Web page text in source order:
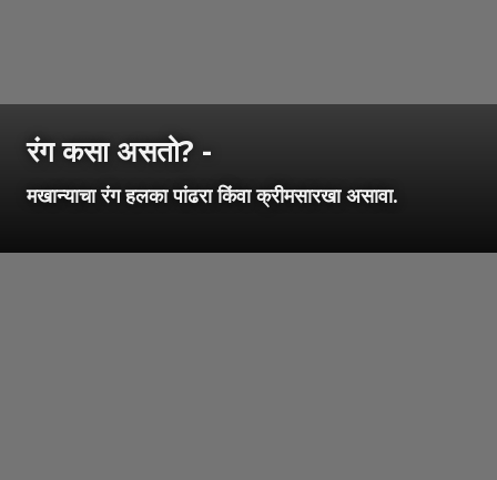
रंग कसा असतो? -
मखान्याचा रंग हलका पांढरा किंवा क्रीमसारखा असावा.